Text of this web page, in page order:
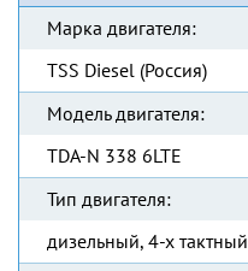
Марка двигателя:
TSS Diesel (Россия)
Модель двигателя:
TDA-N 338 6LTE
Тип двигателя:
дизельный, 4-х тактный